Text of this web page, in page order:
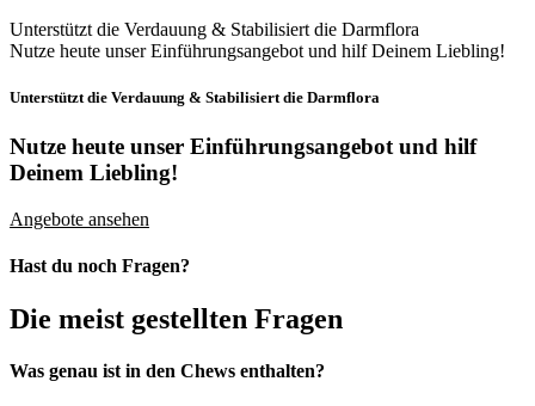
Unterstützt die Verdauung & Stabilisiert die Darmflora
Nutze heute unser Einführungsangebot und hilf Deinem Liebling!
Unterstützt die Verdauung & Stabilisiert die Darmflora
Nutze heute unser Einführungsangebotund hilf
Deinem Liebling!
Angebote ansehen
Hast du noch Fragen?
Die meist gestellten Fragen
Was genau ist in den Chews enthalten?